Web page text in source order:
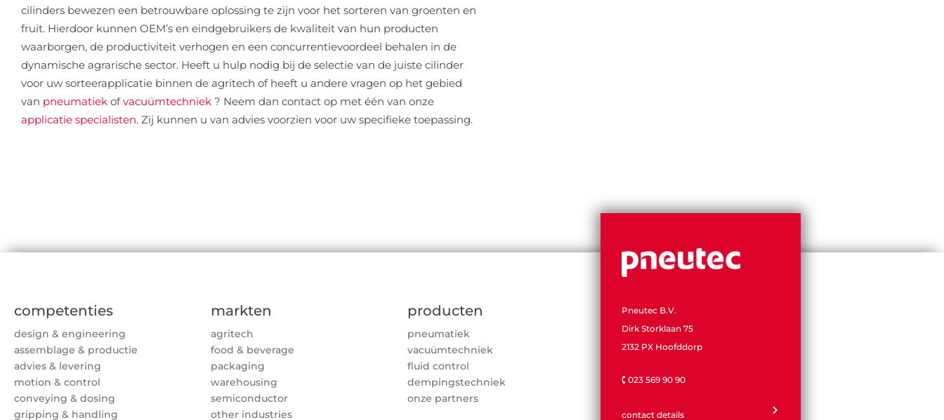
cilinders bewezen een betrouwbare oplossing te zijn voor het sorteren van groenten en
fruit. Hierdoor kunnen OEM’s en eindgebruikers de kwaliteit van hun producten
waarborgen, de productiviteit verhogen en een concurrentievoordeel behalen in de
dynamische agrarische sector. Heeft u hulp nodig bij de selectie van de juiste cilinder
voor uw sorteerapplicatie binnen de agritech of heeft u andere vragen op het gebied
van pneumatiek ofvacuümtechniek ? Neem dan contact op met één van onze
applicatie specialisten. Zij kunnen u van advies voorzien voor uw specifieke toepassing.
competenties
design & engineering
assemblage & productie
advies & levering
motion & control
conveying & dosing
gripping & handling
markten
agritech
food & beverage
packaging
warehousing
semiconductor
other industries
producten
pneumatiek
vacuümtechniek
fluid control
dempingstechniek
onze partners
Pneutec B.V.
Dirk Storklaan 75
2132 PX Hoofddorp
🕻 023 569 90 90
contact details